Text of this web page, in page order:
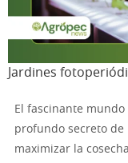
Jardines
El fascinante mundo
profundo secreto de
maximizar la